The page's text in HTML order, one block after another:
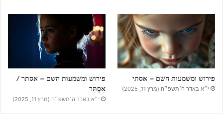
פירוש ומשמעות השם – אסתי
י״א באדר ה׳תשפ״ה (מרץ 11, 2025)
פירוש ומשמעות השם – אסתר /
אֵסְתֵּר
י״א באדר ה׳תשפ״ה (מרץ 11, 2025)